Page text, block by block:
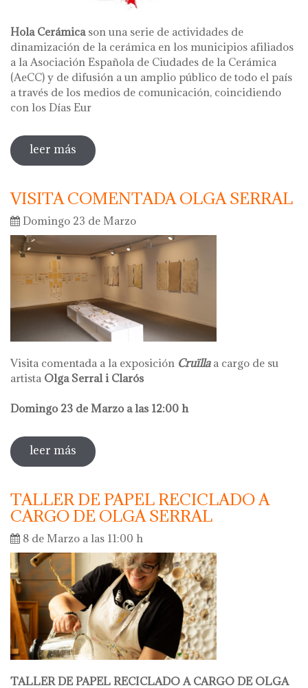
Hola Cerámica son una serie de actividades de
dinamización de la cerámica en los municipios afiliados
a la Asociación Española de Ciudades de la Cerámica
(AeCC) y de difusión a un amplio público de todo el país
a través de los medios de comunicación, coincidiendo
con los Días Eur
leer más sobre hola ceràmica 2025 - días
europeos de la artesania
VISITA COMENTADA OLGA SERRAL
Domingo 23 de Marzo
Visita comentada a la exposición Cruïlla a cargo de su
artista Olga Serral i Clarós
Domingo 23 de Marzo a las 12:00 h
leer más sobre visita comentada olga serral
TALLER DE PAPEL RECICLADO A
CARGO DE OLGA SERRAL
8 de Marzo a las 11:00 h
TALLER DE PAPEL RECICLADO A CARGO DE OLGA